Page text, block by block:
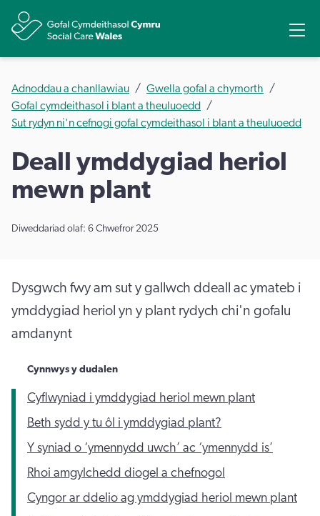
Adnoddau a chanllawiau
Gwella gofal a chymorth
Gofal cymdeithasol i blant a theuluoedd
Sut rydyn ni'n cefnogi gofal cymdeithasol i blant a theuluoedd
Deall ymddygiad heriol
mewn plant
Diweddariad olaf: 6 Chwefror 2025
Dysgwch fwy am sut y gallwch ddeall ac ymateb i
ymddygiad heriol yn y plant rydych chi'n gofalu
amdanynt
Cynnwys y dudalen
Cyflwyniad i ymddygiad heriol mewn plant
Beth sydd y tu ôl i ymddygiad plant?
Y syniad o ‘ymennydd uwch’ ac ‘ymennydd is’
Rhoi amgylchedd diogel a chefnogol
Cyngor ar ddelio ag ymddygiad heriol mewn plant